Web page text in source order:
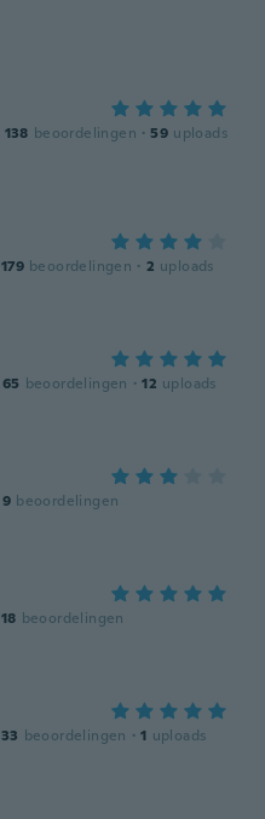
138 beoordelingen · 59 uploads
179 beoordelingen · 2 uploads
65 beoordelingen · 12 uploads
9 beoordelingen
18 beoordelingen
33 beoordelingen · 1 uploads